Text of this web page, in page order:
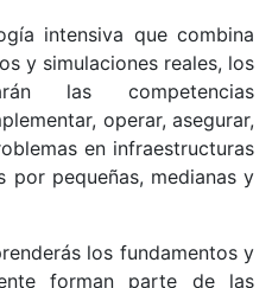
intensiva que combina
y simulaciones reales, los
las competencias
operar, asegurar,
en infraestructuras
por pequeñas, medianas y
los fundamentos y
forman parte de las